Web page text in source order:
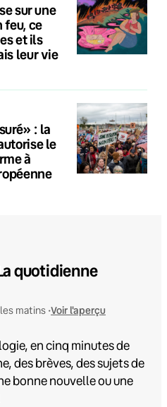
sur une
feu, ce
et ils
leur vie
: la
le
à
quotidienne
matins •Voir l'aperçu
en cinq minutes de
des brèves, des sujets de
bonne nouvelle ou une